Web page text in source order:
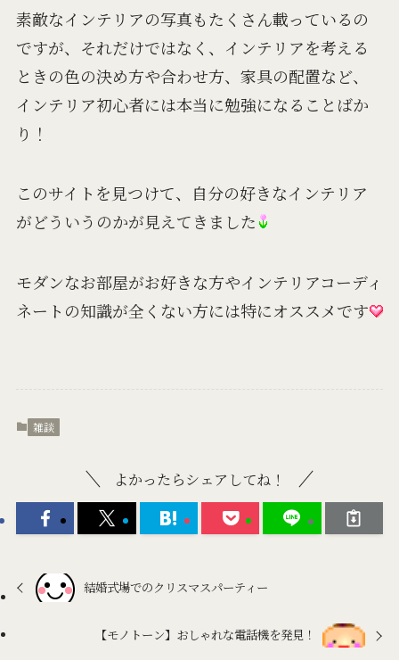
素敵なインテリアの写真もたくさん載っているの
ですが、それだけではなく、インテリアを考える
ときの色の決め方や合わせ方、家具の配置など、
インテリア初心者には本当に勉強になることばか
り！
このサイトを見つけて、自分の好きなインテリア
がどういうのかが見えてきました
モダンなお部屋がお好きな方やインテリアコーディ
ネートの知識が全くない方には特にオススメです
雑談
よかったらシェアしてね！
結婚式場でのクリスマスパーティー
【モノトーン】おしゃれな電話機を発見！